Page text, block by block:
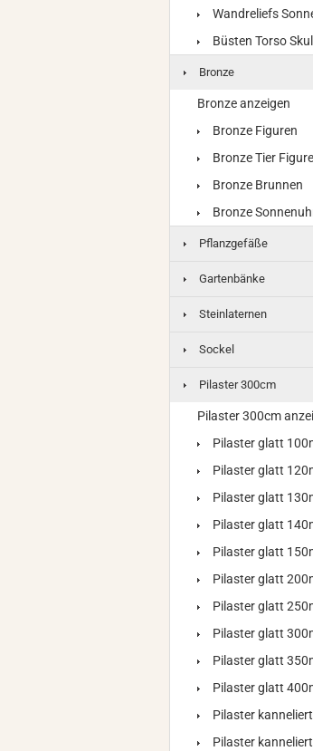
Wandreliefs
Büsten Torso
Bronze
Bronze anzeigen
Bronze Figuren
Bronze Tier
Bronze Brunnen
Bronze
Pflanzgefäße
Gartenbänke
Steinlaternen
Sockel
Pilaster 300cm
Pilaster 300cm
Pilaster glatt
Pilaster glatt
Pilaster glatt
Pilaster glatt
Pilaster glatt
Pilaster glatt
Pilaster glatt
Pilaster glatt
Pilaster glatt
Pilaster glatt
Pilaster
Pilaster